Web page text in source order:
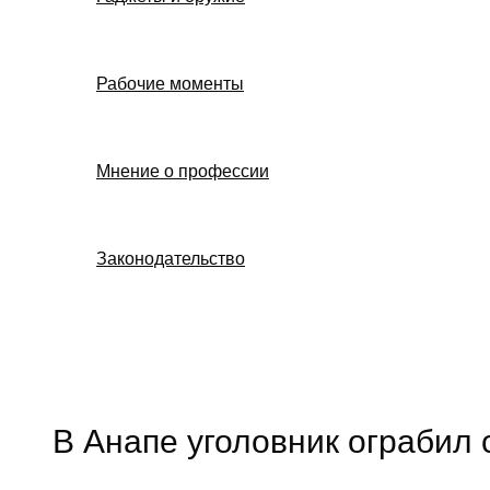
Рабочие моменты
Мнение о профессии
Законодательство
В Анапе уголовник ограбил